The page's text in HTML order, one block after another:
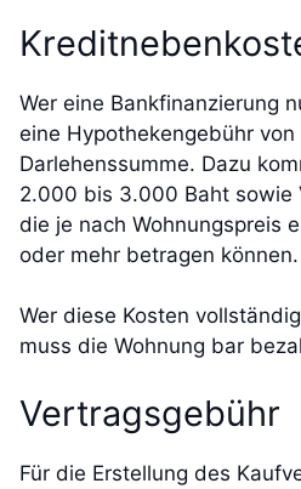
Wer eine Bankfinanzierung
eine Hypothekengebühr von
Darlehenssumme. Dazu
2.000 bis 3.000 Baht sowie
die je nach Wohnungspreis
oder mehr betragen können.
Wer diese Kosten
muss die Wohnung bar
Vertragsgebühr
Für die Erstellung des